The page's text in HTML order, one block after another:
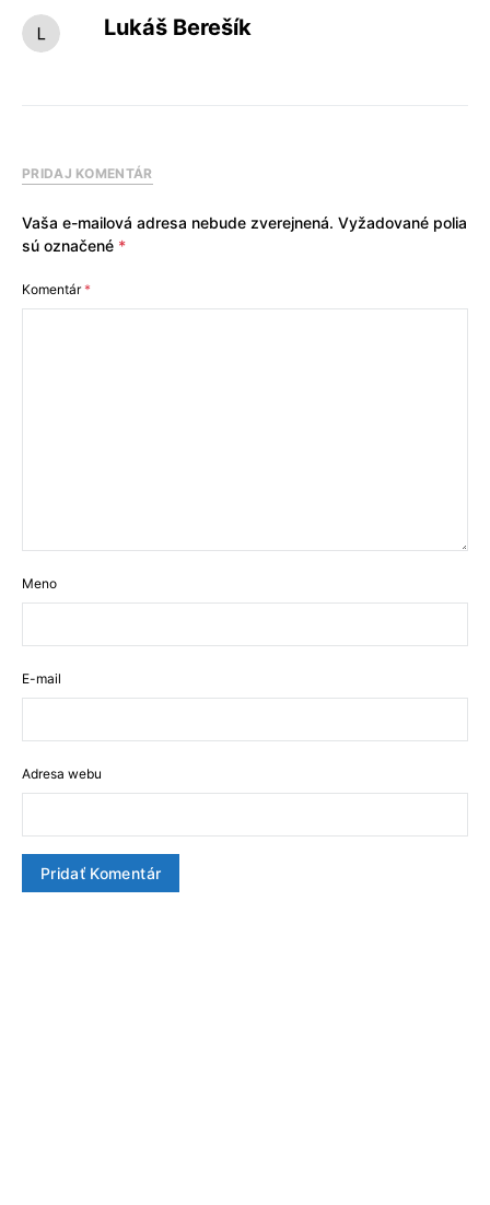
Lukáš Berešík
PRIDAJ KOMENTÁR
Vaša e-mailová adresa nebude zverejnená. Vyžadované polia
sú označené *
Komentár*
Meno
E-mail
Adresa webu